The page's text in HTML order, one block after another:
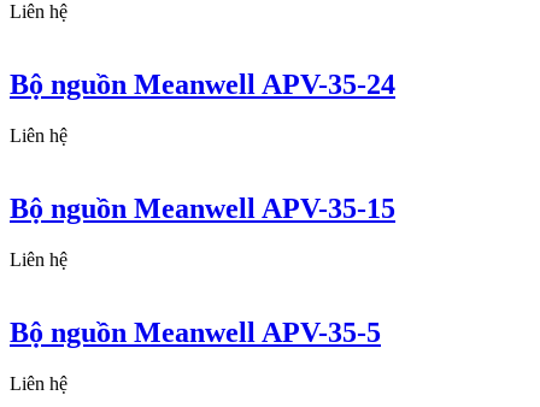
Liên hệ
Bộ nguồn Meanwell APV-35-24
Liên hệ
Bộ nguồn Meanwell APV-35-15
Liên hệ
Bộ nguồn Meanwell APV-35-5
Liên hệ